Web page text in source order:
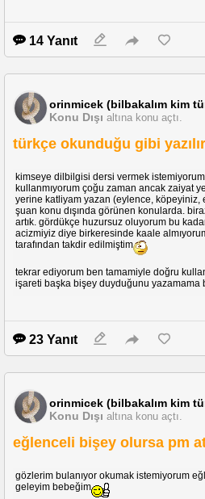
14 Yanıt
orinmicek (bilbakalım kim
Konu Dışı altına konu açtı.
türkçe okunduğu gibi yazılır
kimseye dilbilgisi dersi vermek
kullanmıyorum çoğu zaman ancak zaiyat
yerine katliyam yazan (eylence, köpeyiniz,
şuan konu dışında görünen konularda.
artık. gördükçe huzursuz oluyorum bu
acizmiyiz diye birkeresinde kaale
tarafından takdir edilmiştim
tekrar ediyorum ben tamamiyle doğru
işareti başka bişey duyduğunu yazamama
23 Yanıt
orinmicek (bilbakalım kim
Konu Dışı altına konu açtı.
eğlenceli bişey olursa pm
gözlerim bulanıyor okumak istemiyorum
geleyim bebeğim